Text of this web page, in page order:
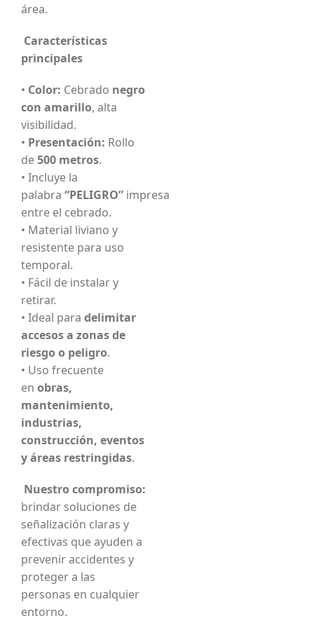
área.
Características
principales
• Color: Cebrado negro
con amarillo, alta
visibilidad.
• Presentación: Rollo
de500 metros.
• Incluye la
palabra “PELIGRO” impresa
entre el cebrado.
• Material liviano y
resistente para uso
temporal.
• Fácil de instalar y
retirar.
• Ideal para delimitar
accesos a zonas de
riesgo o peligro.
• Uso frecuente
en obras,
mantenimiento,
industrias,
construcción, eventos
y áreas restringidas.
Nuestro compromiso:
brindar soluciones de
señalización claras y
efectivas que ayuden a
prevenir accidentes y
proteger a las
personas en cualquier
entorno.